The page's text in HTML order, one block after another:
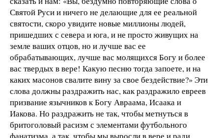
Святой Руси и ничего не делающие для ее реальной
святости, скоро увидите новые миллионы людей,
пришедших с севера и юга, и не просто живущих на
земле ваших отцов, но и лучше вас ее
обрабатывающих, лучше вас молящихся Богу и более
вас твердых в вере! Какую песню тогда запоете, и на
каких масонов свалите вину за свое бездействие?» Эти
слова должны раздражить нас, как раздражило евреев
призвание язычников к Богу Авраама, Исаака и
Иакова. Но раздражить не так, чтобы метнуться в
бритоголовый расизм с элементами футбольного